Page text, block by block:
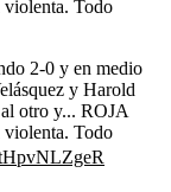
Todo
2-0 y en medio
y Harold
otro y... ROJA
Todo